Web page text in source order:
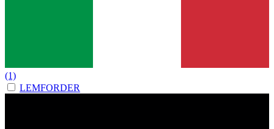
(1)
LEMFORDER